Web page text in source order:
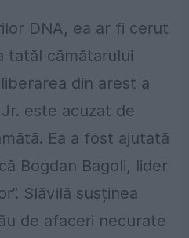
DNA, ea ar fi cerut
tatăl cămătarului
din arest a
este acuzat de
Ea a fost ajutată
Bogdan Bagoli, lider
Slăvilă susținea
de afaceri necurate